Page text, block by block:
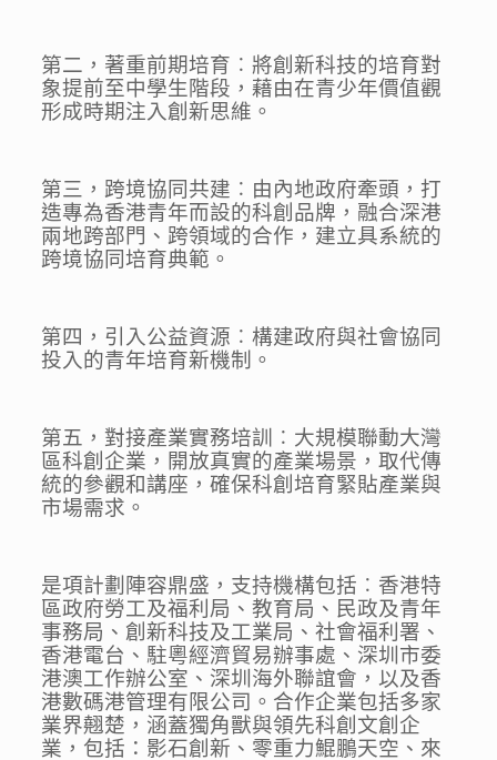
第二，著重前期培育︰將創新科技的培育對
象提前至中學生階段，藉由在青少年價值觀
形成時期注入創新思維。
第三，跨境協同共建︰由內地政府牽頭，打
造專為香港青年而設的科創品牌，融合深港
兩地跨部門、跨領域的合作，建立具系統的
跨境協同培育典範。
第四，引入公益資源︰構建政府與社會協同
投入的青年培育新機制。
第五，對接產業實務培訓︰大規模聯動大灣
區科創企業，開放真實的產業場景，取代傳
統的參觀和講座，確保科創培育緊貼產業與
市場需求。
是項計劃陣容鼎盛，支持機構包括︰香港特
區政府勞工及福利局、教育局、民政及青年
事務局、創新科技及工業局、社會福利署、
香港電台、駐粵經濟貿易辦事處、深圳市委
港澳工作辦公室、深圳海外聯誼會，以及香
港數碼港管理有限公司。合作企業包括多家
業界翹楚，涵蓋獨角獸與領先科創文創企
業，包括：影石創新、零重力鯤鵬天空、來